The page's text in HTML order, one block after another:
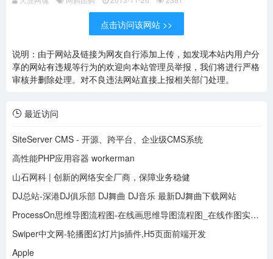
点击访问该网站 >>
说明：由于网站及链接为网友自行添加上传，如发现本站内用户分
享的网站有违规等行为的欢迎向本站管理员举报，我们将进行严格
审核并删除处理。对不良违法网站直接上报相关部门处理。
最近访问
SiteServer CMS - 开源、跨平台、企业级CMS系统
高性能PHP应用容器 workerman
山石网科 | 创新的网络安全厂商，保障业务稳健
DJ总站-深港DJ俱乐部 DJ舞曲 DJ音乐 最新DJ舞曲下载网站
ProcessOn思维导图流程图-在线画思维导图流程图_在线作图实时协作
Swiper中文网-轮播图幻灯片js插件,H5页面前端开发
Apple